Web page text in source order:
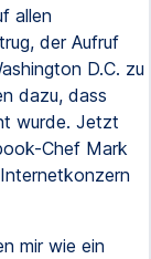
allen
der Aufruf
D.C. zu
dazu, dass
wurde. Jetzt
Chef Mark
mir wie ein